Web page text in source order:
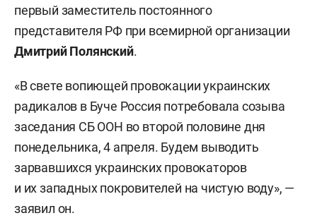
первый заместитель постоянного
представителя РФ при всемирной организации
Дмитрий Полянский.
«В свете вопиющей провокации украинских
радикалов в Буче Россия потребовала созыва
заседания СБ ООН во второй половине дня
понедельника, 4 апреля. Будем выводить
зарвавшихся украинских провокаторов
и их западных покровителей на чистую воду», —
заявил он.